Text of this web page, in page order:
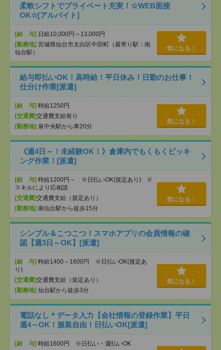
柔軟シフトでプライベート充実！☆WEB面接
OK☆[アルバイト]
[給 与] 日給10,000円～13,000円
[勤務地] 宮城県仙台市太白区中田町（最寄り駅：南
仙台駅）
気になる！
給与即払いOK！高時給！平日休み！日勤のお仕事！
仕分け作業[派遣]
[給 与] 時給1250円
[交通費]交通費支給有り
[勤務地] 泉中央駅から車20分
気になる！
《週4日～！未経験OK！》倉庫内でもくもくピッキ
ング作業！[派遣]
[給 与] 時給1200円～ ※日払いOK(規定あり) ※
スキルにより応相談
[交通費]交通費支給（規定あり）
[勤務地] 南仙台駅から徒歩15分
気になる！
シンプル＆こつこつ！スマホアプリの会員情報の確
認【週3日～OK】[派遣]
[給 与] 時給1400～1600円 ※日払いOK(規定あ
り)
[交通費]交通費支給（規定あり）
[勤務地] 仙台駅から徒歩3分
気になる！
電話なし＊データ入力【会社情報の登録作業】平日
週4～OK！服装自由！日払いOK[派遣]
[給 与] 時給1600円 ※日払い・週払いOK